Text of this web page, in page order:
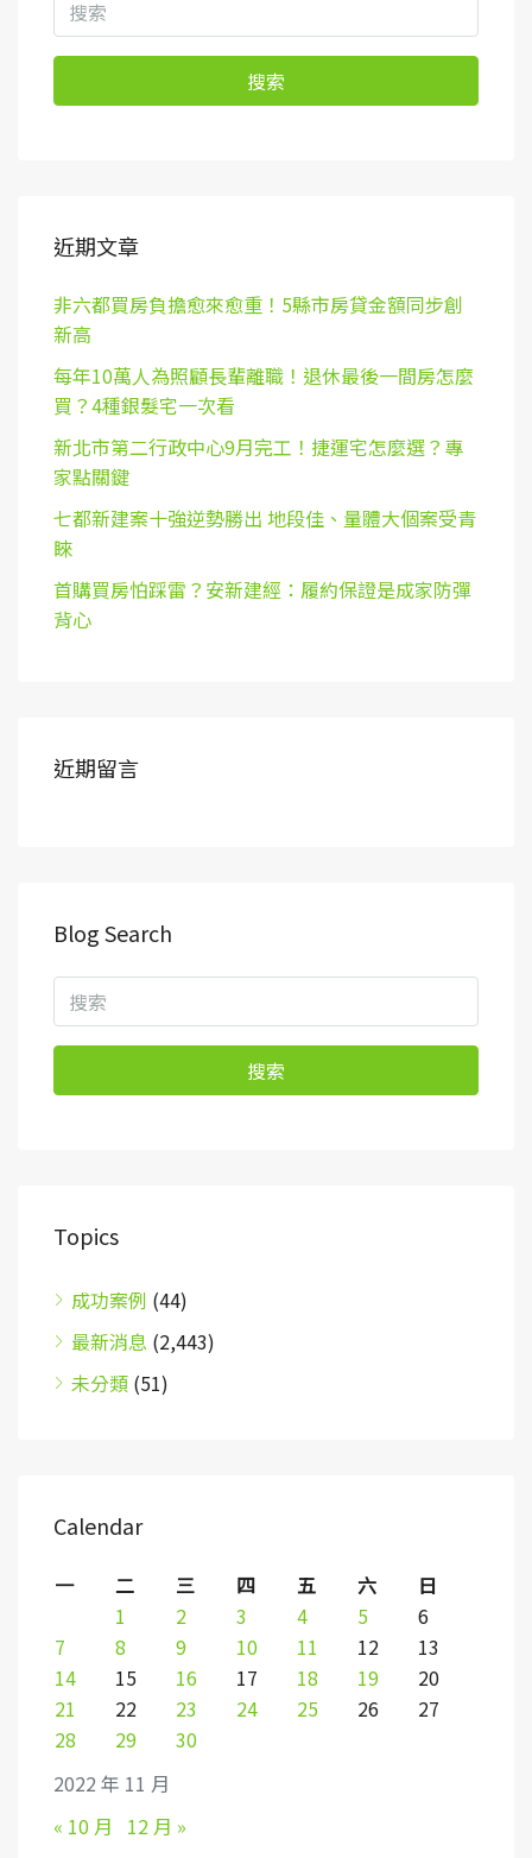
搜索
近期文章
非六都買房負擔愈來愈重！5縣市房貸金額同步創
新高
每年10萬人為照顧長輩離職！退休最後一間房怎麼
買？4種銀髮宅一次看
新北市第二行政中心9月完工！捷運宅怎麼選？專
家點關鍵
七都新建案十強逆勢勝出 地段佳、量體大個案受青
睞
首購買房怕踩雷？安新建經：履約保證是成家防彈
背心
近期留言
Blog Search
搜索
Topics
成功案例 (44)
最新消息 (2,443)
未分類 (51)
Calendar
2022 年 11 月
一 二 三 四 五 六
日
1
2 3 4 5
6
7
8 9 10 11 12
13
14
15 16 17 18 19
20
21
22 23 24 25 26
27
28
29 30
« 10 月 12 月 »